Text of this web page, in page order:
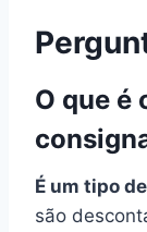
O que é
É um tipo
são